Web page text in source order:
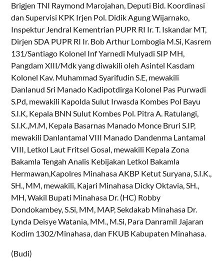
Brigjen TNI Raymond Marojahan, Deputi Bid. Koordinasi
dan Supervisi KPK Irjen Pol. Didik Agung Wijarnako,
Inspektur Jendral Kementrian PUPR RI Ir. T. Iskandar MT,
Dirjen SDA PUPR RI Ir. Bob Arthur Lombogia M.Si, Kasrem
131/Santiago Kolonel Inf Yarnedi Mulyadi SIP MH,
Pangdam XIII/Mdk yang diwakili oleh Asintel Kasdam
Kolonel Kav. Muhammad Syarifudin S.E, mewakili
Danlanud Sri Manado Kadipotdirga Kolonel Pas Purwadi
S.Pd, mewakili Kapolda Sulut Irwasda Kombes Pol Bayu
S.I.K, Kepala BNN Sulut Kombes Pol. Pitra A. Ratulangi,
S.I.K.,M.M, Kepala Basarnas Manado Monce Bruri S.IP,
mewakili Danlantamal VIII Manado Dandenma Lantamal
VIII, Letkol Laut Fritsel Gosal, mewakili Kepala Zona
Bakamla Tengah Analis Kebijakan Letkol Bakamla
Hermawan,Kapolres Minahasa AKBP Ketut Suryana, S.I.K.,
SH., MM, mewakili, Kajari Minahasa Dicky Oktavia, SH.,
MH, Wakil Bupati Minahasa Dr. (HC) Robby
Dondokambey, S.Si, MM, MAP, Sekdakab Minahasa Dr.
Lynda Deisye Watania, MM., M.Si, Para Danramil Jajaran
Kodim 1302/Minahasa, dan FKUB Kabupaten Minahasa.
(Budi)